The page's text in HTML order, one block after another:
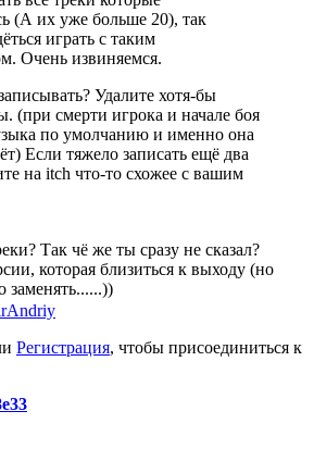
(А их уже больше 20), так
играть с таким
Очень извиняемся.
Удалите хотя-бы
(при смерти игрока и начале боя
по умолчанию и именно она
Если тяжело записать ещё два
на itch что-то схожее с вашим
Так чё же ты сразу не сказал?
которая близиться к выходу (но
заменять......))
Регистрация, чтобы присоединиться к